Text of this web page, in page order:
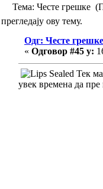
Тема: Честе грешке
ову тему.
Одг: Честе грешке
« Одговор #45 у:
Тек
увек времена да